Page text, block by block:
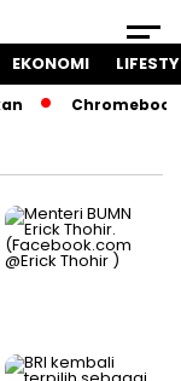
EKONOMI